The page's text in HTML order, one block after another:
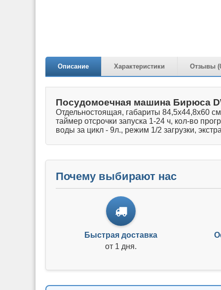
Описание Характеристики Отзывы
Посудомоечная машина Бирюса
Отдельностоящая, габариты 84,5x44,8x60
таймер отсрочки запуска 1-24 ч, кол-во
воды за цикл - 9л., режим 1/2 загрузки,
Почему выбирают нас
Быстрая доставка
от 1 дня.